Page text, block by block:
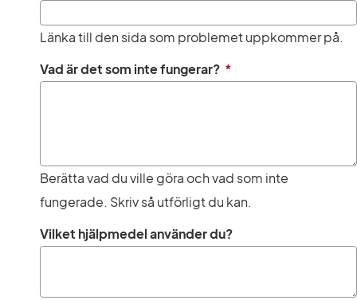
Länka till den sida som problemet uppkommer på.
Vad är det som inte fungerar? *
Berätta vad du ville göra och vad som inte
fungerade. Skriv så utförligt du kan.
Vilket hjälpmedel använder du?